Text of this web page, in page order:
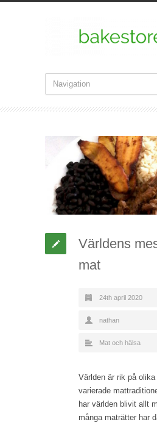
Världens
mat
24th april 2020
nathan
Mat och hälsa
Världen är rik på
varierade
har världen blivit allt
många maträtter har